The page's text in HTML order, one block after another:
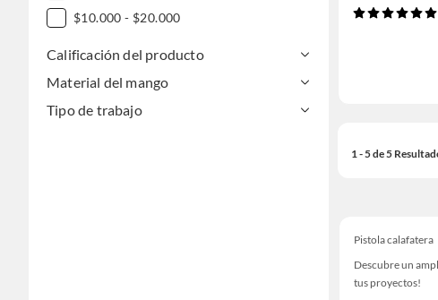
$10.000 - $20.000
Calificación del producto
Material del mango
Tipo de trabajo
1 - 5 de 5
Pistola calafatera
Descubre un
tus proyectos!